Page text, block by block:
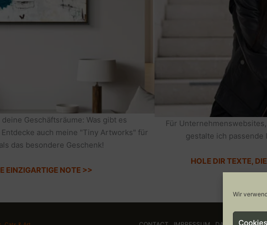
Wir
Geschäftsräume: Was gibt es
auch meine "Tiny Artworks" für
das besondere Geschenk!
EINZIGARTIGE NOTE >>
Für
gestalte ich passende
HOLE DIR TEXTE,